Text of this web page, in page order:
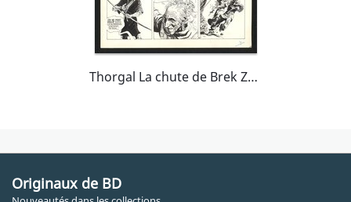
Thorgal La chute de Brek Zarith
Originaux de BD